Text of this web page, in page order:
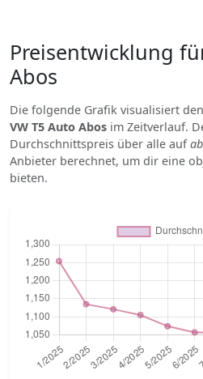
Preisentwicklung
Abos
Die folgende Grafik visualisiert
VW T5 Auto Abos im Zeitverlauf.
Durchschnittspreis über alle auf
Anbieter berechnet, um dir eine
bieten.